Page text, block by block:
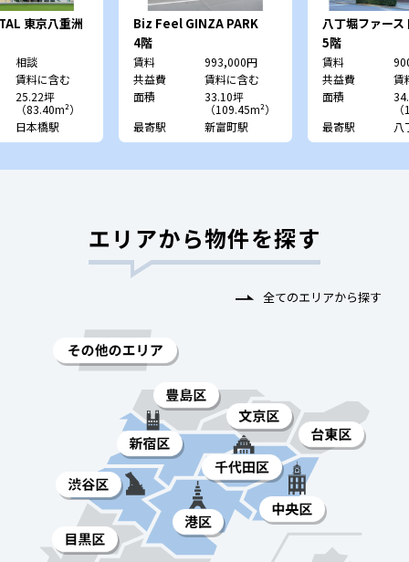
東京八重洲
相談
賃料に含む
25.22坪
（83.40m²）
日本橋駅
Biz Feel GINZA PARK
SIDE
4階
賃料
993,000円
共益費
賃料に含む
面積
33.10坪
（109.45m²）
最寄駅
新富町駅
八丁堀ファース
5階
賃料
共益費
賃
面積
最寄駅
八
エリアから物件を探す
全てのエリアから探す